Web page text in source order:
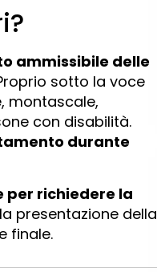
ammissibile delle
sotto la voce
montascale,
con disabilità.
durante
per richiedere la
presentazione della
finale.